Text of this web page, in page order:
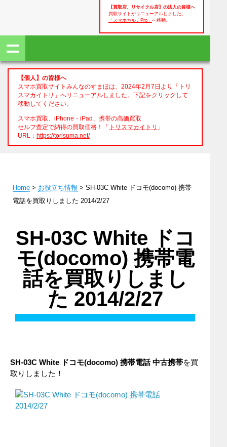
【買取店、リサイクル店】の法人の皆様へ
買取サイトがリニューアルしました。
「スマホカルテPro」 へ移動。
【個人】の皆様へ
スマホ買取サイトみんなのすまほは、2024年2月7日より「トリ
スマカイトリ」へリニューアルしました。下記をクリックして
移動してください。
スマホ買取、iPhone・iPad、携帯の高価買取
セルフ査定で納得の買取価格！「 トリスマカイトリ 」
URL： https://torisuma.net/
Home > お役立ち情報 > SH-03C White ドコモ(docomo) 携帯
電話を買取りしました 2014/2/27
SH-03C White ドコ
モ(docomo) 携帯電
話を買取りしまし
た 2014/2/27
SH-03C White ドコモ(docomo) 携帯電話 中古携帯を買
取りしました！